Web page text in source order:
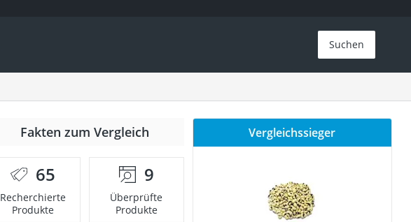
Suchen
Fakten zum Vergleich
65
Recherchierte
Produkte
9
Überprüfte
Produkte
Vergleichssieger